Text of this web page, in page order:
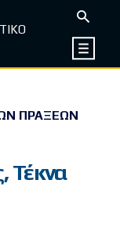
ΠΡΆΞΕΩΝ
Τέκνα